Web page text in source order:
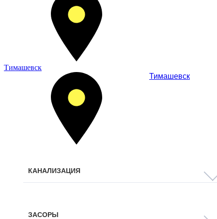
Тимашевск
Тимашевск
КАНАЛИЗАЦИЯ
ЗАСОРЫ